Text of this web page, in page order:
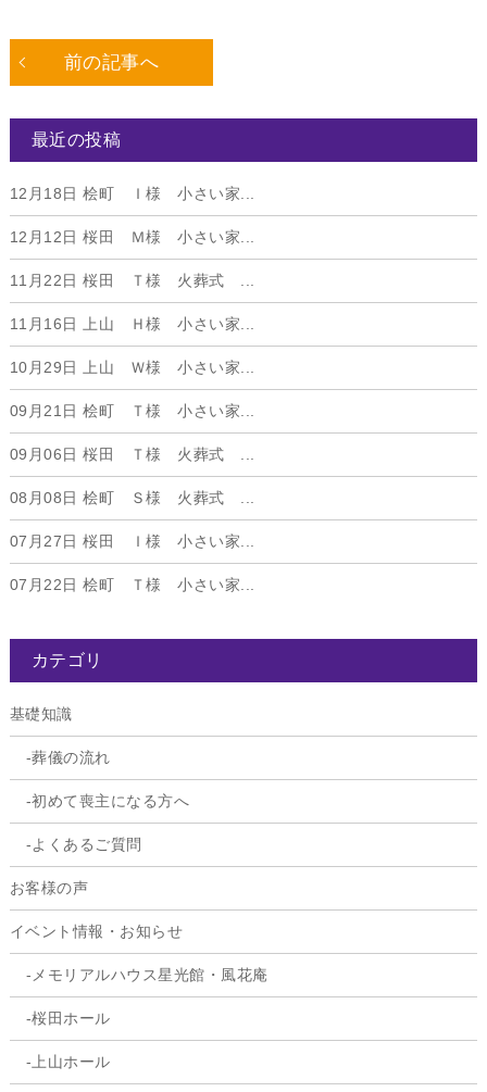
前の記事へ
最近の投稿
12月18日 桧町 Ｉ様 小さい家...
12月12日 桜田 Ｍ様 小さい家...
11月22日 桜田 Ｔ様 火葬式 ...
11月16日 上山 Ｈ様 小さい家...
10月29日 上山 Ｗ様 小さい家...
09月21日 桧町 Ｔ様 小さい家...
09月06日 桜田 Ｔ様 火葬式 ...
08月08日 桧町 Ｓ様 火葬式 ...
07月27日 桜田 Ｉ様 小さい家...
07月22日 桧町 Ｔ様 小さい家...
カテゴリ
基礎知識
葬儀の流れ
初めて喪主になる方へ
よくあるご質問
お客様の声
イベント情報・お知らせ
メモリアルハウス星光館・風花庵
桜田ホール
上山ホール